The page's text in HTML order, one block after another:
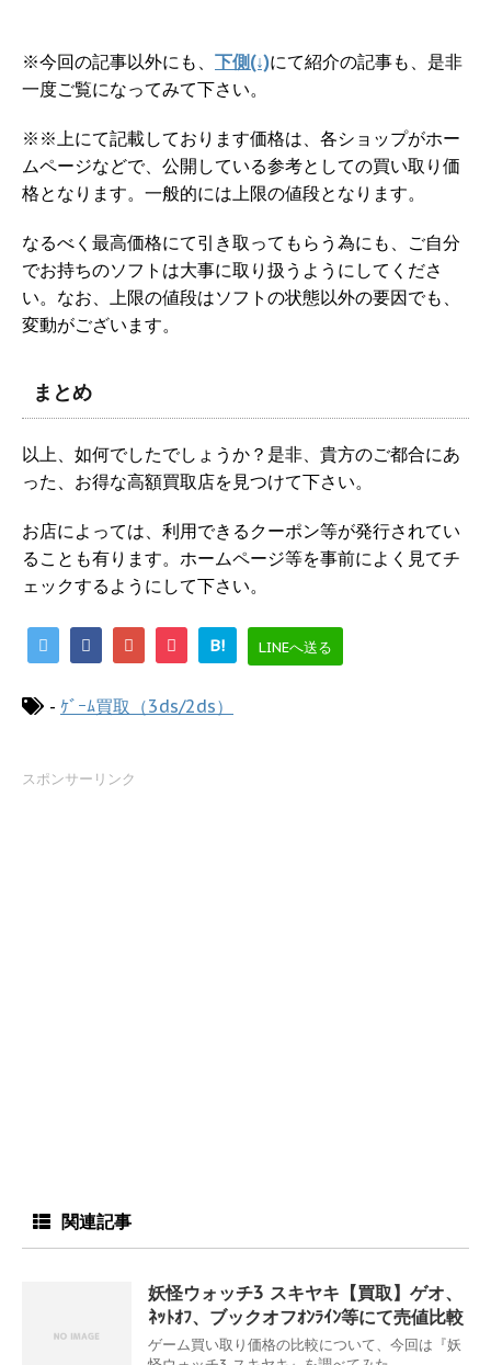
※今回の記事以外にも、 下側(↓)にて紹介の記事も、是非
一度ご覧になってみて下さい。
※※上にて記載しております価格は、各ショップがホー
ムページなどで、公開している参考としての買い取り価
格となります。一般的には上限の値段となります。
なるべく最高価格にて引き取ってもらう為にも、ご自分
でお持ちのソフトは大事に取り扱うようにしてくださ
い。なお、上限の値段はソフトの状態以外の要因でも、
変動がございます。
まとめ
以上、如何でしたでしょうか？是非、貴方のご都合にあ
った、お得な高額買取店を見つけて下さい。
お店によっては、利用できるクーポン等が発行されてい
ることも有ります。ホームページ等を事前によく見てチ
ェックするようにして下さい。
B! LINEへ送る
- ｹﾞｰﾑ買取（3ds/2ds）
スポンサーリンク
関連記事
妖怪ウォッチ3 スキヤキ【買取】ゲオ、
ﾈｯﾄｵﾌ、ブックオフｵﾝﾗｲﾝ等にて売値比較
ゲーム買い取り価格の比較について、今回は『妖